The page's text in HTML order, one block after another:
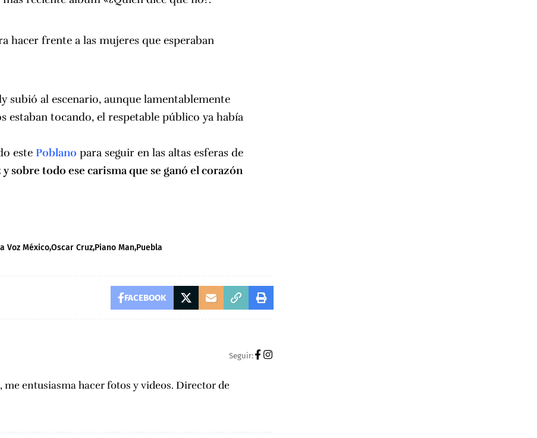
hacer frente a las mujeres que esperaban
subió al escenario, aunque lamentablemente
estaban tocando, el respetable público ya había
estePoblano para seguir en las altas esferas de
y sobre todo ese carisma que se ganó el corazón
Voz MéxicoOscar Cruz Piano Man Puebla
FACEBOOK
Seguir:
me entusiasma hacer fotos y videos. Director de